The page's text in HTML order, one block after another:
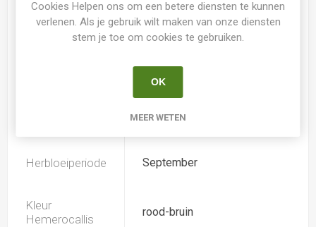
Dubbele bloem Nee
14.0
Juli
Herbloeiperiode September
Kleur
Hemerocallis
rood-bruin
Cookies Helpen ons om een betere diensten te kunnen
verlenen. Als je gebruik wilt maken van onze diensten
stem je toe om cookies te gebruiken.
OK
MEER WETEN